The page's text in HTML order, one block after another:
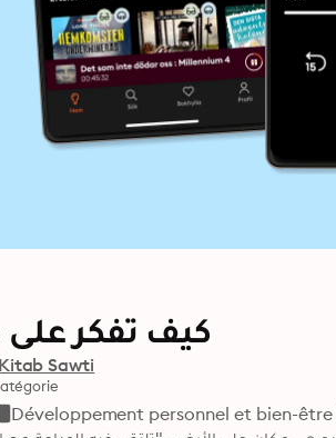
كيف تفكر على
Kitab Sawti
Développement personnel et bien-être